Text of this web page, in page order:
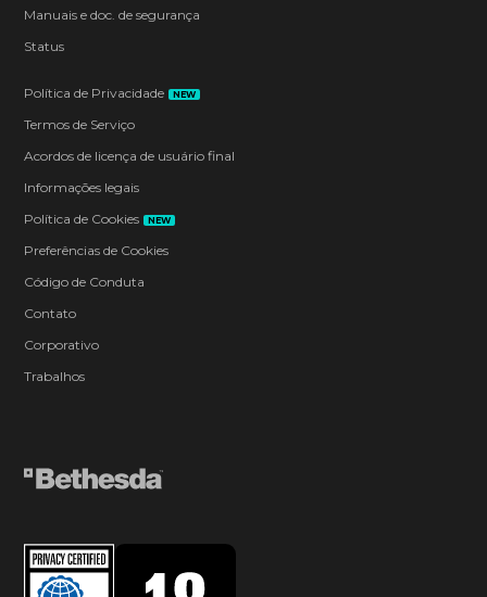
Manuais e doc. de segurança
Status
Política de Privacidade NEW
Termos de Serviço
Acordos de licença de usuário final
Informações legais
Política de Cookies
NEW
Preferências de Cookies
Código de Conduta
Contato
Corporativo
Trabalhos